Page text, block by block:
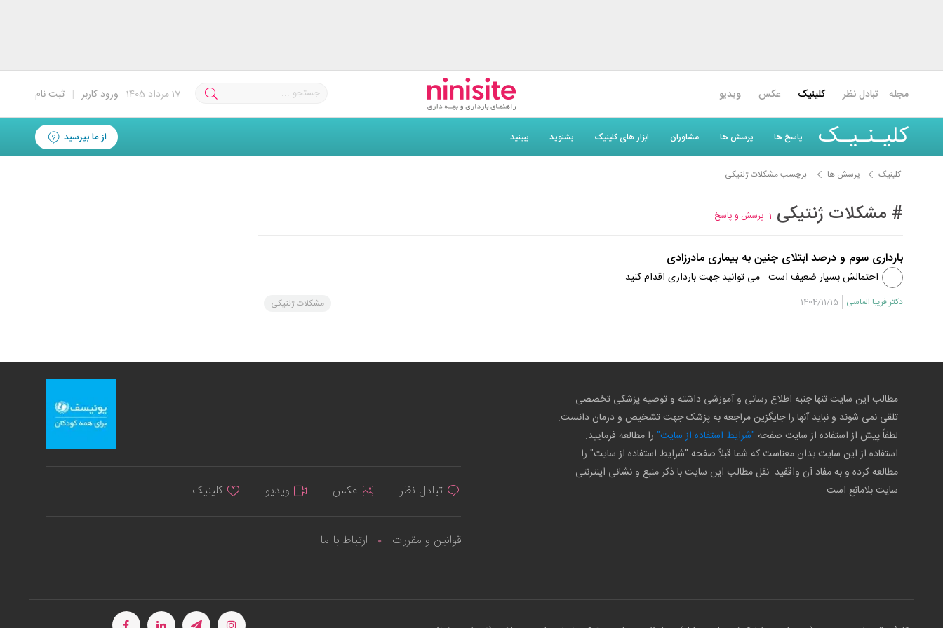
ثبت نام | ورود کاربر 17مرداد 1405 مجله تبادل نظر کلینیک عکس ویدیو
کلیـنـیـک پاسخ ها پرسش ها مشاوران ابزار های کلینیک بشنوید ببینید از ما بپرسید
کلینیک پرسش ها برچسب مشکلات ژنتیکی
# مشکلات ژنتیکی 1 پرسش و پاسخ
بارداری سوم و درصد ابتلای جنین به بیماری مادرزادی
احتمالش بسیار ضعیف است . می توانید جهت بارداری اقدام کنید .
دکتر فریبا الماسی 1404/11/15 مشکلات ژنتیکی
مطالب این سایت تنها جنبه اطلاع رسانی و آموزشی داشته و توصیه پزشکی تخصصی
تلقی نمی شوند و نباید آنها را جایگزین مراجعه به پزشک جهت تشخیص و درمان دانست.
لطفاً پیش از استفاده از سایت صفحه "شرایط استفاده از سایت" را مطالعه فرمایید.
استفاده از این سایت بدان معناست که شما قبلاً صفحه "شرایط استفاده از سایت" را
مطالعه کرده و به مفاد آن واقفید. نقل مطالب این سایت با ذکر منبع و نشانی اینترنتی
سایت بلامانع است
تبادل نظر عکس ویدیو کلینیک
قوانین و مقررات ارتباط با ما